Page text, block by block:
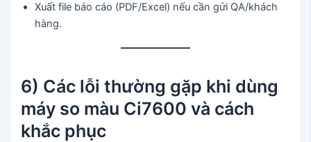
Xuất file báo cáo (PDF/Excel) nếu cần gửi QA/khách
hàng.
6) Các lỗi thường gặp khi dùng
máy so màu Ci7600 và cách
khắc phục